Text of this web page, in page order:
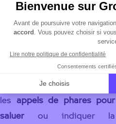
automobilistes qui
s’écartent pour laisser
Certains motards utilisent
les appels de phares pour
saluer ou indiquer la